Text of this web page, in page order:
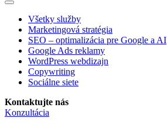
Všetky služby
Marketingová stratégia
SEO – optimalizácia pre Google a AI
Google Ads reklamy
WordPress webdizajn
Copywriting
Sociálne siete
Kontaktujte nás
Konzultácia